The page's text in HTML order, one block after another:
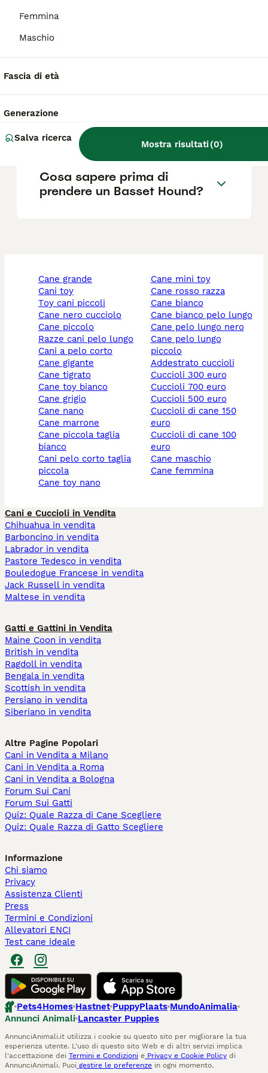
Femmina
Maschio
Fascia di età
Generazione
Salva ricerca
Mostra risultati(0)
socializzazione del cucciolo.
Basset Hound?
Il Basset Hound è adatto ai
bambini?
Cosa sapere prima di
prendere un Basset Hound?
cane grande
cani toy
toy cani piccoli
cane nero cucciolo
cane piccolo
razze cani pelo lungo
cani a pelo corto
cane gigante
cane tigrato
cane toy bianco
cane grigio
cane nano
cane marrone
cane piccola taglia
bianco
cani pelo corto taglia
piccola
cane toy nano
cane mini toy
cane rosso razza
cane bianco
cane bianco pelo lungo
cane pelo lungo nero
cane pelo lungo
piccolo
addestrato cuccioli
cuccioli 300 euro
cuccioli 700 euro
cuccioli 500 euro
cuccioli di cane 150
euro
cuccioli di cane 100
euro
cane maschio
cane femmina
Cani e Cuccioli in Vendita
Chihuahua in vendita
Barboncino in vendita
Labrador in vendita
Pastore Tedesco in vendita
Bouledogue Francese in vendita
Jack Russell in vendita
Maltese in vendita
Gatti e Gattini in Vendita
Maine Coon in vendita
British in vendita
Ragdoll in vendita
Bengala in vendita
Scottish in vendita
Persiano in vendita
Siberiano in vendita
Altre Pagine Popolari
Cani in Vendita a Milano
Cani in Vendita a Roma
Cani in Vendita a Bologna
Forum Sui Cani
Forum Sui Gatti
Quiz: Quale Razza di Cane Scegliere
Quiz: Quale Razza di Gatto Scegliere
Informazione
Chi siamo
Privacy
Assistenza Clienti
Press
Termini e Condizioni
Allevatori ENCI
Test cane ideale
Pets4Homes Hastnet PuppyPlaats MundoAnimalia
Annunci Animali Lancaster Puppies
AnnunciAnimali.it utilizza i cookie su questo sito per migliorare la tua
esperienza utente. L'uso di questo sito Web e di altri servizi implica
l'accettazione dei Termini e Condizioni e Privacy e Cookie Policy di
AnnunciAnimali. Puoi gestire le preferenze in ogni momento.